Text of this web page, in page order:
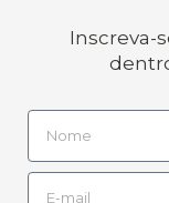
Inscreva-